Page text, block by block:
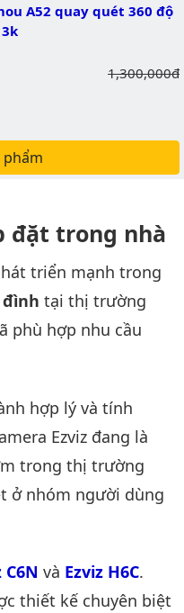
A52 quay quét 360 độ
Giá gốc:
1,300,000đ
phẩm
đặt trong nhà
triển mạnh trong
tại thị trường
phù hợp nhu cầu
hợp lý và tính
Ezviz đang là
trong thị trường
ở nhóm người dùng
C6N và Ezviz H6C.
thiết kế chuyên biệt